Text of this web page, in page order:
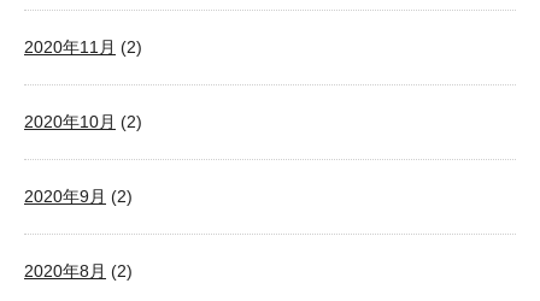
2020年11月 (2)
2020年10月 (2)
2020年9月 (2)
2020年8月 (2)